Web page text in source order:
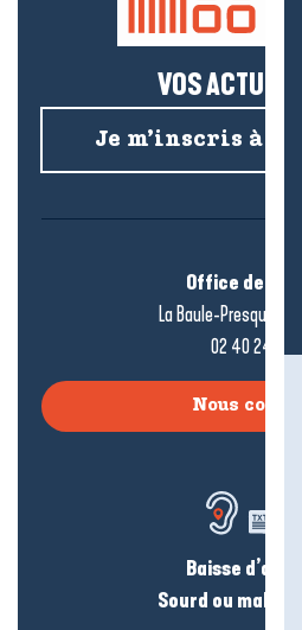
VOS ACTUS
Je m’inscris à
Office de
La Baule-Presqu’île
02 40 24 34
Nous
Baisse
Sourd ou